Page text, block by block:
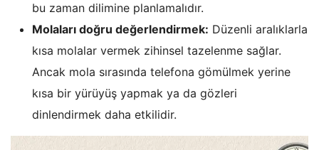
bu zaman dilimine planlamalıdır.
Molaları doğru değerlendirmek: Düzenli aralıklarla
kısa molalar vermek zihinsel tazelenme sağlar.
Ancak mola sırasında telefona gömülmek yerine
kısa bir yürüyüş yapmak ya da gözleri
dinlendirmek daha etkilidir.